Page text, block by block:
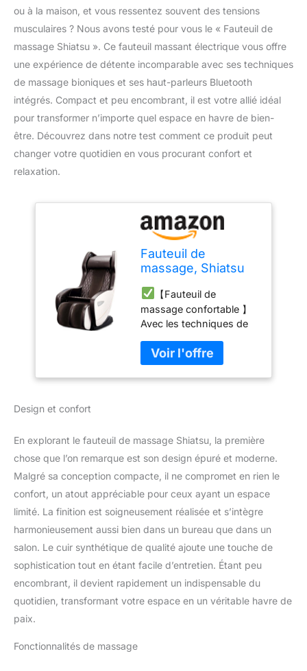
ou à la maison, et vous ressentez souvent des tensions
musculaires ? Nous avons testé pour vous le « Fauteuil de
massage Shiatsu ». Ce fauteuil massant électrique vous offre
une expérience de détente incomparable avec ses techniques
de massage bioniques et ses haut-parleurs Bluetooth
intégrés. Compact et peu encombrant, il est votre allié idéal
pour transformer n’importe quel espace en havre de bien-
être. Découvrez dans notre test comment ce produit peut
changer votre quotidien en vous procurant confort et
relaxation.
Fauteuil de
massage, Shiatsu
électrique inclinable
avec techniques de
massage bioniques,
Siège masseur
relax avec haut-
parleurs Bluetooth,
Peu encombrante,
【Fauteuil de
massage confortable 】
Avec les techniques de
(Shiatsu, frappement,
pétrissage, massage par
pression d'air), notre
confortable et relaxante.
Un excellent appareil de
bien-être pour vous et
votre famille
【Techniques de
massage
professionelles】Les
bioniques peuvent aider
à soulager les douleurs
et les raideurs
musculaires en stimulant
Design et confort
En explorant le fauteuil de massage Shiatsu, la première
chose que l’on remarque est son design épuré et moderne.
Malgré sa conception compacte, il ne compromet en rien le
confort, un atout appréciable pour ceux ayant un espace
limité. La finition est soigneusement réalisée et s’intègre
harmonieusement aussi bien dans un bureau que dans un
salon. Le cuir synthétique de qualité ajoute une touche de
sophistication tout en étant facile d’entretien. Étant peu
encombrant, il devient rapidement un indispensable du
quotidien, transformant votre espace en un véritable havre de
paix.
Fonctionnalités de massage